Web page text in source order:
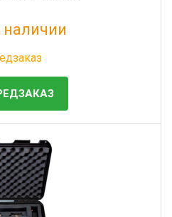
наличии